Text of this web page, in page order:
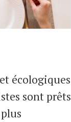
écologiques
sont prêts